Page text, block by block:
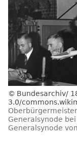
Bundesarchiv/
3.0/
Generalsynode
Generalsynode